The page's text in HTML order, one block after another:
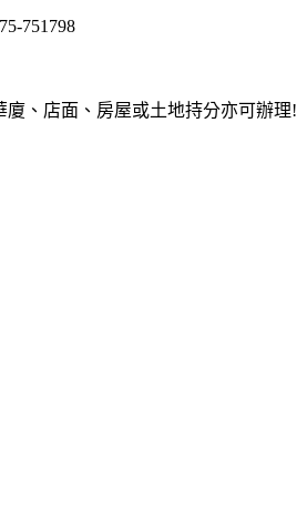
751798
、店面、房屋或土地持分亦可辦理!